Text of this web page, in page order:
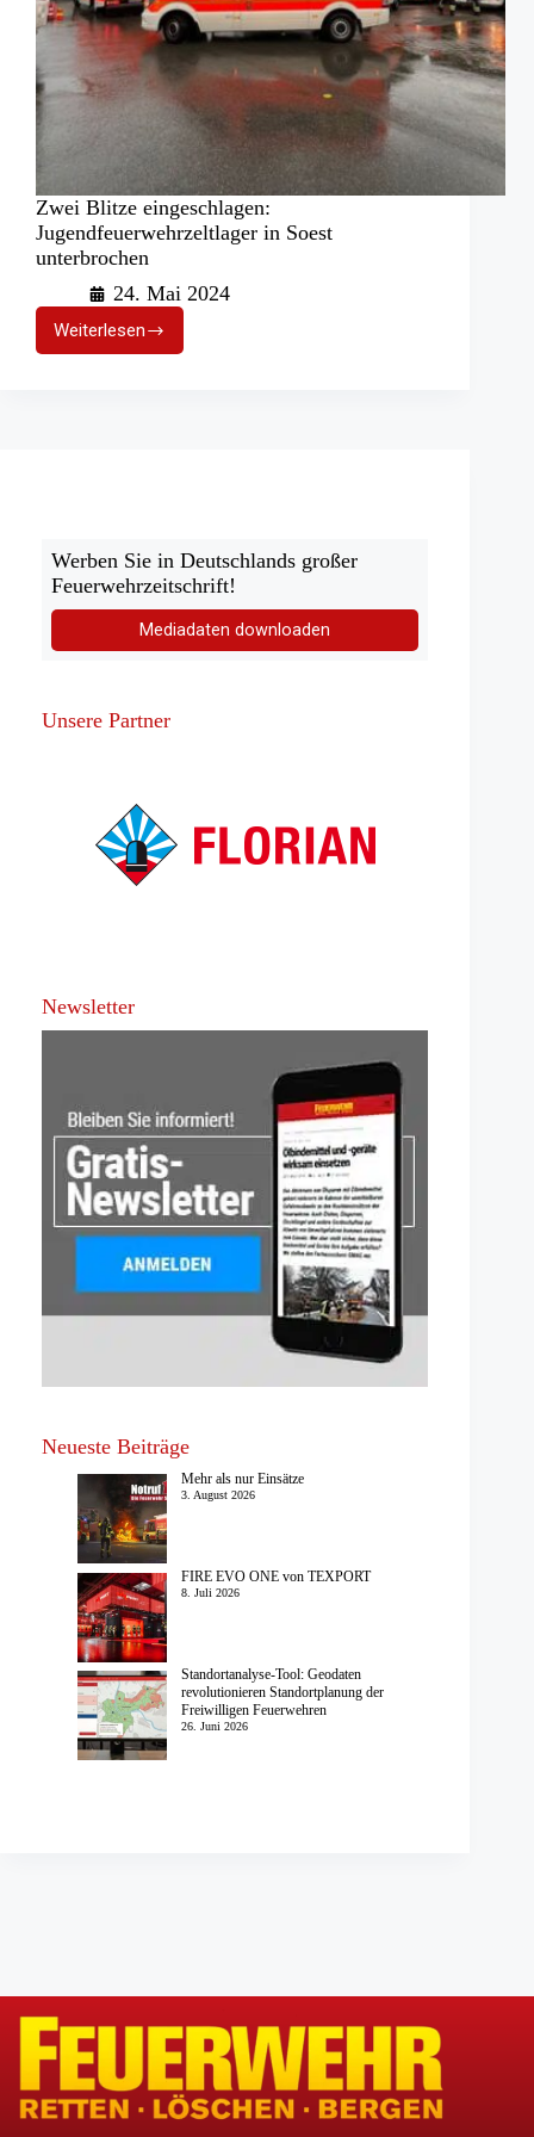
Zwei Blitze eingeschlagen:
Jugendfeuerwehrzeltlager in Soest
unterbrochen
24. Mai 2024
Weiterlesen
Zwei
Blitze
Werben Sie in Deutschlands großer
Feuerwehrzeitschrift!
Mediadaten downloaden
Unsere Partner
Newsletter
Neueste Beiträge
Mehr als nur Einsätze
3. August 2026
FIRE EVO ONE von TEXPORT
8. Juli 2026
Standortanalyse-Tool: Geodaten
revolutionieren Standortplanung der
Freiwilligen Feuerwehren
26. Juni 2026